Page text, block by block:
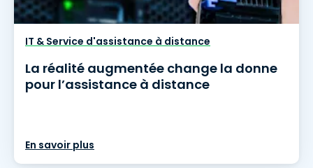
IT & Service d'assistance à distance
La réalité augmentée change la donne
pour l’assistance à distance
En savoir plus